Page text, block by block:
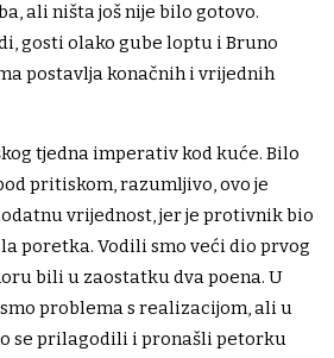
ali ništa još nije bilo gotovo.
gosti olako gube loptu i Bruno
postavlja konačnih i vrijednih
tjedna imperativ kod kuće. Bilo
pritiskom, razumljivo, ovo je
vrijednost, jer je protivnik bio
poretka. Vodili smo veći dio prvog
bili u zaostatku dva poena. U
problema s realizacijom, ali u
se prilagodili i pronašli petorku